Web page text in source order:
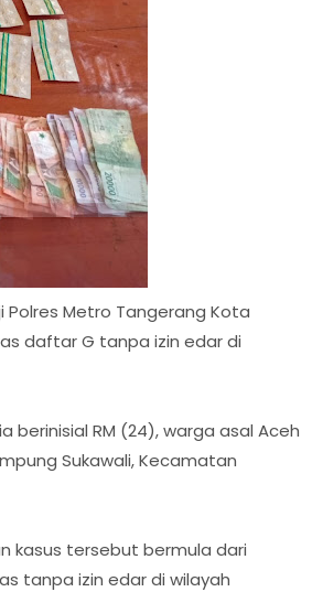
Polres Metro Tangerang Kota
daftar G tanpa izin edar di
RM (24), warga asal Aceh
Sukawali, Kecamatan
kasus tersebut bermula dari
tanpa izin edar di wilayah